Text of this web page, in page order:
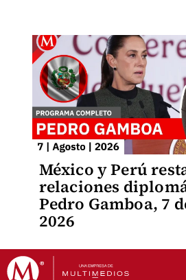
México y Perú
relaciones
Pedro Gamboa, 7
2026